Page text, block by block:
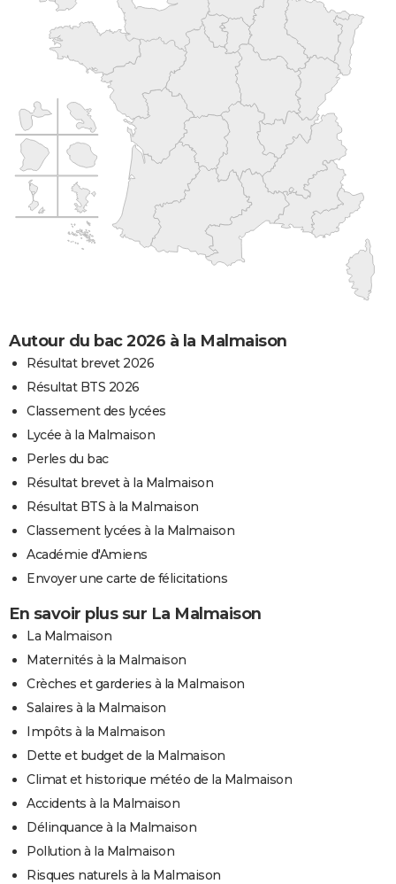
Autour du bac 2026 à la Malmaison
Résultat brevet 2026
Résultat BTS 2026
Classement des lycées
Lycée à la Malmaison
Perles du bac
Résultat brevet à la Malmaison
Résultat BTS à la Malmaison
Classement lycées à la Malmaison
Académie d'Amiens
Envoyer une carte de félicitations
En savoir plus sur La Malmaison
La Malmaison
Maternités à la Malmaison
Crèches et garderies à la Malmaison
Salaires à la Malmaison
Impôts à la Malmaison
Dette et budget de la Malmaison
Climat et historique météo de la Malmaison
Accidents à la Malmaison
Délinquance à la Malmaison
Pollution à la Malmaison
Risques naturels à la Malmaison